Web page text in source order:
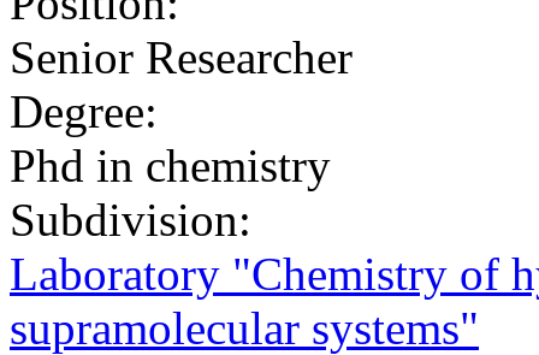
Senior Researcher
Degree:
Phd in chemistry
Subdivision:
Laboratory "Chemistry of
supramolecular systems"